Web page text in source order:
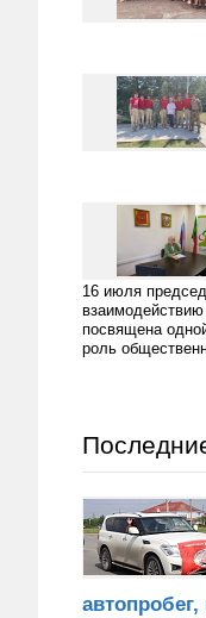
16 июля
посвящена
роль